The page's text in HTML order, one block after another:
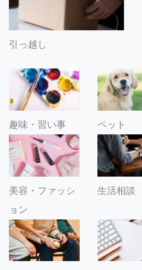
引っ越し
趣味・習い事 ペット
美容・ファッシ
ョン
生活相談